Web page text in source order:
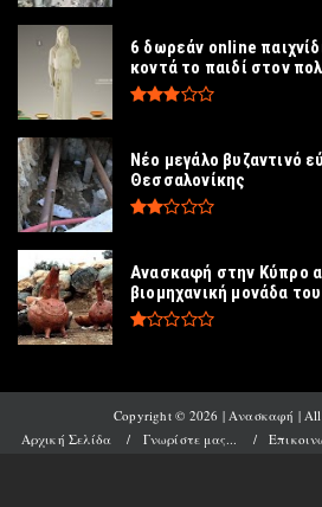
6 δωρεάν online
κοντά το παιδί στον
Νέο μεγάλο βυζαντινό
Θεσσαλονίκης
Ανασκαφή στην Κύπρο
βιομηχανική μονάδα
Copyright © 2026 | Ανασκαφή | All
Αρχική Σελίδα
Γνωρίστε μας...